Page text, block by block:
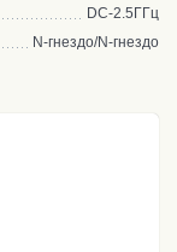
DC-2.5ГГц
N-гнездо/N-гнездо